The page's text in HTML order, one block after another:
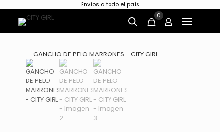
Envíos a todo el país
0